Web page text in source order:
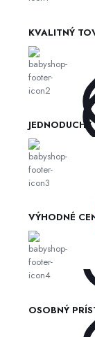
KVALITNÝ
VÝHODNÉ
OSOBNÝ